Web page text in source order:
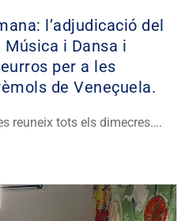
l’adjudicació del
Música i Dansa i
per a les
de Veneçuela.
reuneix tots els dimecres….